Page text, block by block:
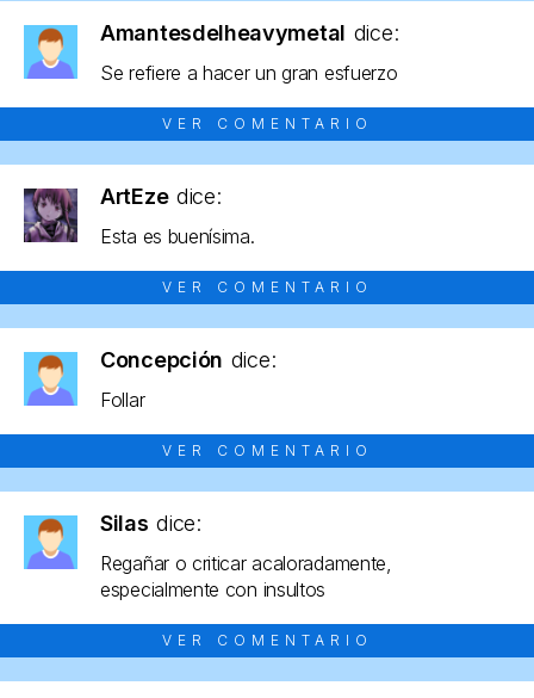
Amantesdelheavymetal dice:
Se refiere a hacer un gran esfuerzo
VER COMENTARIO
ArtEze dice:
Esta es buenísima.
VER COMENTARIO
Concepción dice:
Follar
VER COMENTARIO
Silas dice:
Regañar o criticar acaloradamente,
especialmente con insultos
VER COMENTARIO